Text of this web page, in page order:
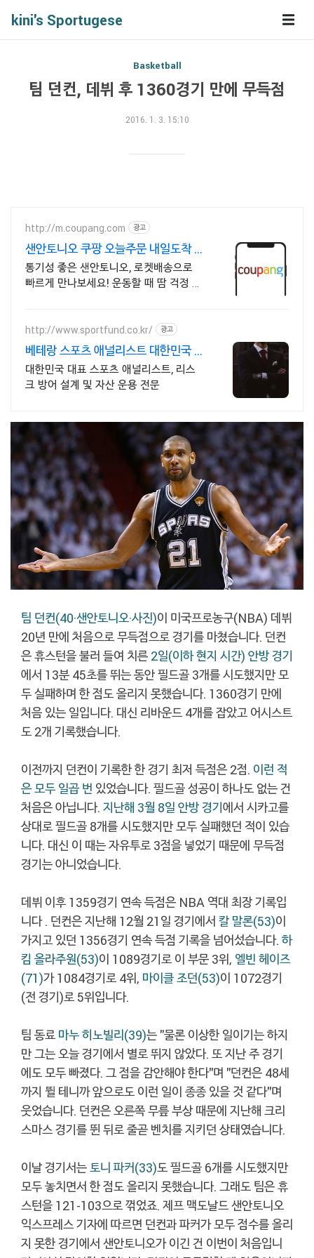
kini's Sportugese
Basketball
팀 던컨, 데뷔 후 1360경기 만에 무득점
2016. 1. 3. 15:10
http://m.coupang.com 광고
샌안토니오 쿠팡 오늘주문 내일도착 로
켓배송
통기성 좋은 샌안토니오, 로켓배송으로
빠르게 만나보세요! 운동할 때 땀 걱정 없
http://www.sportfund.co.kr/ 광고
베테랑 스포츠 애널리스트 대한민국 1
순위 전력 분석가
대한민국 대표 스포츠 애널리스트, 리스
크 방어 설계 및 자산 운용 전문
팀 던컨(40·샌안토니오·사진)이 미국프로농구(NBA) 데뷔
20년 만에 처음으로 무득점으로 경기를 마쳤습니다. 던컨
은 휴스턴을 불러 들여 치른 2일(이하 현지 시간) 안방 경기
에서 13분 45초를 뛰는 동안 필드골 3개를 시도했지만 모
두 실패하며 한 점도 올리지 못했습니다. 1360경기 만에
처음 있는 일입니다. 대신 리바운드 4개를 잡았고 어시스트
도 2개 기록했습니다.
이전까지 던컨이 기록한 한 경기 최저 득점은 2점. 이런 적
은 모두 일곱 번 있었습니다. 필드골 성공이 하나도 없는 건
처음은 아닙니다. 지난해 3월 8일 안방경기에서 시카고를
상대로 필드골 8개를 시도했지만 모두 실패했던 적이 있습
니다. 대신 이 때는 자유투로 3점을 넣었기 때문에 무득점
경기는 아니었습니다.
데뷔 이후 1359경기 연속 득점은 NBA 역대 최장 기록입
니다 . 던컨은 지난해 12월 21일 경기에서 칼 말론(53)이
가지고 있던 1356경기 연속 득점 기록을 넘어섰습니다. 하
킴 올라주원(53)이 1089경기로 이 부문 3위, 엘빈 헤이즈
(71)가 1084경기로 4위, 마이클 조던(53)이 1072경기
(전 경기)로 5위입니다.
팀 동료 마누 히노빌리(39)는 "물론 이상한 일이기는 하지
만 그는 오늘 경기에서 별로 뛰지 않았다. 또 지난 주 경기
에도 모두 빠졌다. 그 점을 감안해야 한다"며 "던컨은 48세
까지 뛸 테니까 앞으로도 이런 일이 종종 있을 것 같다"며
웃었습니다. 던컨은 오른쪽 무릎 부상 때문에 지난해 크리
스마스 경기를 뛴 뒤로 줄곧 벤치를 지키던 상태였습니다.
이날 경기서는토니 파커(33)도 필드골 6개를 시도했지만
모두 놓치면서 한 점도 올리지 못했습니다. 그래도 팀은 휴
스턴을 121-103으로 꺾었죠. 제프 맥도날드 샌안토니오
익스프레스 기자에 따르면 던컨과 파커가 모두 점수를 올리
지 못한 경기에서 샌안토니오가 이긴 건 이번이 처음입니